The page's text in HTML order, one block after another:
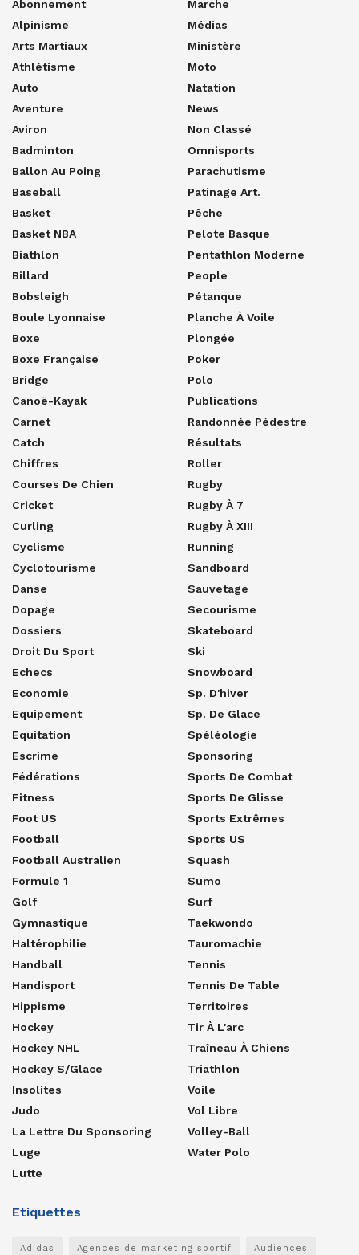
Abonnement
Alpinisme
Arts Martiaux
Athlétisme
Auto
Aventure
Aviron
Badminton
Ballon Au Poing
Baseball
Basket
Basket NBA
Biathlon
Billard
Bobsleigh
Boule Lyonnaise
Boxe
Boxe Française
Bridge
Canoë-Kayak
Carnet
Catch
Chiffres
Courses De Chien
Cricket
Curling
Cyclisme
Cyclotourisme
Danse
Dopage
Dossiers
Droit Du Sport
Echecs
Economie
Equipement
Equitation
Escrime
Fédérations
Fitness
Foot US
Football
Football Australien
Formule 1
Golf
Gymnastique
Haltérophilie
Handball
Handisport
Hippisme
Hockey
Hockey NHL
Hockey S/glace
Insolites
Judo
La Lettre Du Sponsoring
Luge
Lutte
Marche
Médias
Ministère
Moto
Natation
News
Non Classé
Omnisports
Parachutisme
Patinage Art.
Pêche
Pelote Basque
Pentathlon Moderne
People
Pétanque
Planche À Voile
Plongée
Poker
Polo
Publications
Randonnée Pédestre
Résultats
Roller
Rugby
Rugby À 7
Rugby À XIII
Running
Sandboard
Sauvetage
Secourisme
Skateboard
Ski
Snowboard
Sp. D'hiver
Sp. De Glace
Spéléologie
Sponsoring
Sports De Combat
Sports De Glisse
Sports Extrêmes
Sports US
Squash
Sumo
Surf
Taekwondo
Tauromachie
Tennis
Tennis De Table
Territoires
Tir À L'arc
Traîneau À Chiens
Triathlon
Voile
Vol Libre
Volley-Ball
Water Polo
Etiquettes
Adidas Agences de marketing sportif Audiences